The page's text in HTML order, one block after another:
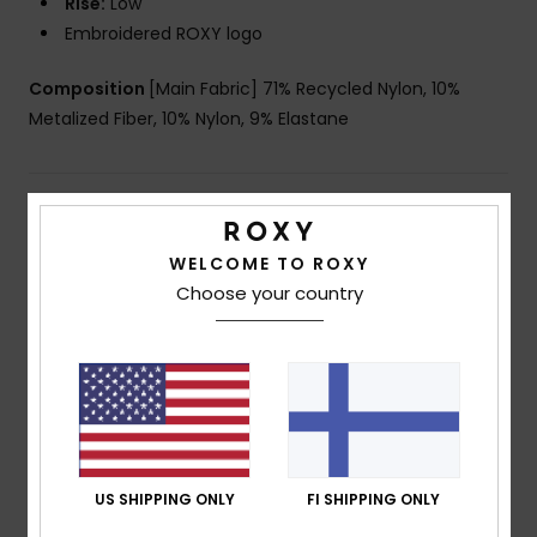
Embroidered ROXY logo
Composition [Main Fabric] 71% Recycled Nylon, 10%
Metalized Fiber, 10% Nylon, 9% Elastane
Shipping & Returns
Customer Reviews
Average Score
4.0
WELCOME TO ROXY
Choose your country
US SHIPPING ONLY FI SHIPPING ONLY